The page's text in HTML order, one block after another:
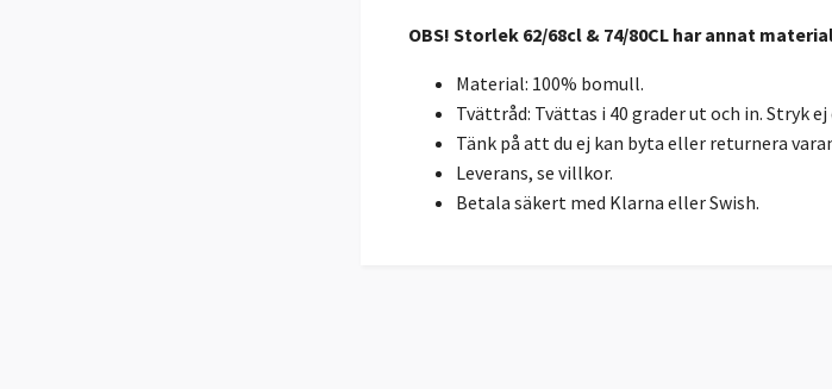
OBS! Storlek 62/68cl & 74/80CL har annat
Material: 100% bomull.
Tvättråd: Tvättas i 40 grader ut och in. Stryk
Tänk på att du ej kan byta eller returnera
Leverans, se villkor.
Betala säkert med Klarna eller Swish.